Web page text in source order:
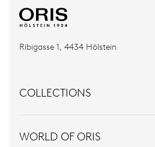
Ribigasse 1, 4434 Hölstein
COLLECTIONS
WORLD OF ORIS